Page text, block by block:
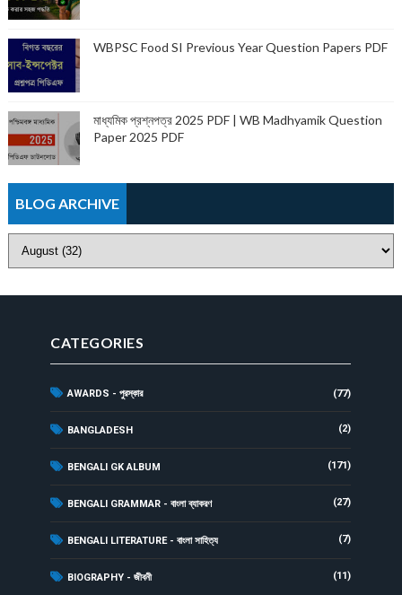
WBPSC Food SI Previous Year Question Papers PDF
মাধ্যমিক প্রশ্নপত্র 2025 PDF | WB Madhyamik Question
Paper 2025 PDF
BLOG ARCHIVE
CATEGORIES
AWARDS - পুরস্কার (77)
BANGLADESH (2)
BENGALI GK ALBUM (171)
BENGALI GRAMMAR - বাংলা ব্যাকরণ (27)
BENGALI LITERATURE - বাংলা সাহিত্য (7)
BIOGRAPHY - জীবনী (11)